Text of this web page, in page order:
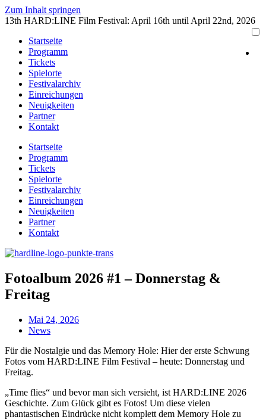
Zum Inhalt springen
13th HARD:LINE Film Festival: April 16th until April 22nd, 2026
Startseite
Programm
Tickets
Spielorte
Festivalarchiv
Einreichungen
Neuigkeiten
Partner
Kontakt
Startseite
Programm
Tickets
Spielorte
Festivalarchiv
Einreichungen
Neuigkeiten
Partner
Kontakt
Fotoalbum 2026 #1 – Donnerstag &
Freitag
Mai 24, 2026
News
Für die Nostalgie und das Memory Hole: Hier der erste Schwung
Fotos vom HARD:LINE Film Festival – heute: Donnerstag und
Freitag.
„Time flies“ und bevor man sich versieht, ist HARD:LINE 2026
Geschichte. Zum Glück gibt es Fotos! Um diese vielen
phantastischen Eindrücke nicht komplett dem Memory Hole zu